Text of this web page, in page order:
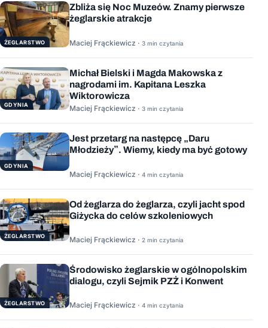
ŻEGLARSTWO
Zbliża się Noc Muzeów. Znamy pierwsze
żeglarskie atrakcje
Maciej Frąckiewicz · 3 min czytania
GDYNIA
Michał Bielski i Magda Makowska z
nagrodami im. Kapitana Leszka
Wiktorowicza
Maciej Frąckiewicz · 3 min czytania
GDYNIA
Jest przetarg na następcę „Daru
Młodzieży”. Wiemy, kiedy ma być gotowy
Maciej Frąckiewicz · 4 min czytania
ŻEGLARSTWO
Od żeglarza do żeglarza, czyli jacht spod
Giżycka do celów szkoleniowych
Maciej Frąckiewicz · 2 min czytania
ŻEGLARSTWO
Środowisko żeglarskie w ogólnopolskim
dialogu, czyli Sejmik PZŻ i Konwent
Maciej Frąckiewicz · 4 min czytania